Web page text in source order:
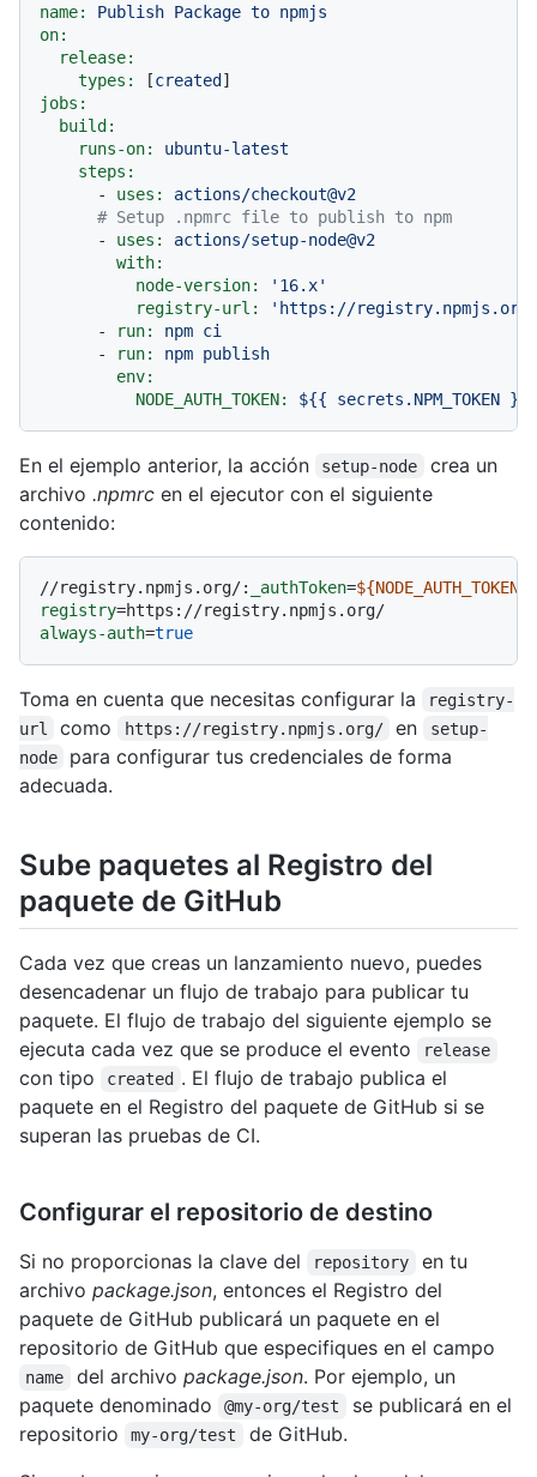
name: Publish Package to npmjs
on:
release:
types:
[created
jobs:
build:
runs-on:
ubuntu-latest
steps:
-
uses:
actions/checkout@v2
# Setup .npmrc file to publish to npm
-
uses:
actions/setup-node@v2
with:
node-version:
'16.x'
registry-url:
'https://registry.npmjs.org'
-
run: npm ci
-
run: npm publish
env:
NODE_AUTH_TOKEN:
${{ secrets.NPM_TOKEN }}
En el ejemplo anterior, la acción setup-node
crea un
archivo .npmrc en el ejecutor con el siguiente
contenido:
//registry.npmjs.org/: _authToken=${NODE_AUTH_TOKEN}
registry
always-auth=true
Toma en cuenta que necesitas configurar la
registry-
url
como https://registry.npmjs.org/ en
setup-
node
para configurar tus credenciales de forma
adecuada.
Sube paquetes al Registro del
paquete de GitHub
Cada vez que creas un lanzamiento nuevo, puedes
desencadenar un flujo de trabajo para publicar tu
paquete. El flujo de trabajo del siguiente ejemplo se
ejecuta cada vez que se produce el evento
release
con tipo created . El flujo de trabajo publica el
paquete en el Registro del paquete de GitHub si se
superan las pruebas de CI.
Configurar el repositorio de destino
Si no proporcionas la clave del repository
en tu
archivo package.json, entonces el Registro del
paquete de GitHub publicará un paquete en el
repositorio de GitHub que especifiques en el campo
name del archivo package.json. Por ejemplo, un
paquete denominado
@my-org/test
se publicará en el
repositorio
my-org/test
de GitHub.